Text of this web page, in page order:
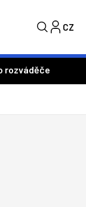
CZ
rozváděče